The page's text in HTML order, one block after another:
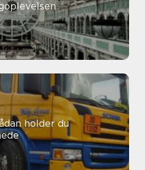
holder du